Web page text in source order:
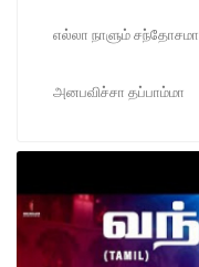
எல்லா நாளும் சந்தோசமா
அனபவிச்சா தப்பாம்மா